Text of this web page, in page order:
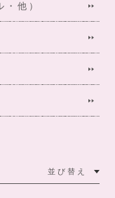
他）
並び替え